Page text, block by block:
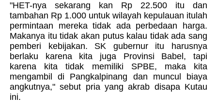
"HET-nya sekarang kan Rp 22.500 itu dan
tambahan Rp 1.000 untuk wilayah kepulauan itulah
permintaan mereka tidak ada perbedaan harga.
Makanya itu tidak akan putus kalau tidak ada sang
pemberi kebijakan. SK gubernur itu harusnya
berlaku karena kita juga Provinsi Babel, tapi
karena kita tidak memiliki SPBE, maka kita
mengambil di Pangkalpinang dan muncul biaya
angkutnya," sebut pria yang akrab disapa Kutau
ini.